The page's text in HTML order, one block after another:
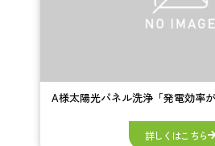
A様太陽光パネル洗浄「発電効率
詳しくはこちら